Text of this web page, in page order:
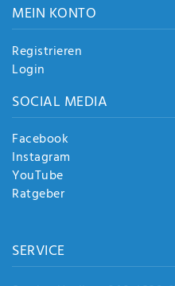
MEIN KONTO
Registrieren
Login
SOCIAL MEDIA
Facebook
Instagram
YouTube
Ratgeber
SERVICE